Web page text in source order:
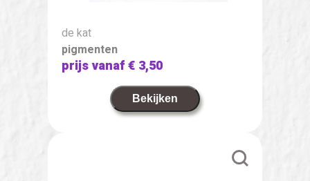
de kat
pigmenten
prijs vanaf€ 3,50
Bekijken